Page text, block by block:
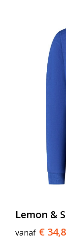
Lemon &
vanaf €